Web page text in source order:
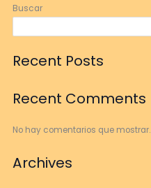
Buscar
Recent Posts
Recent Comments
No hay comentarios que mostrar.
Archives